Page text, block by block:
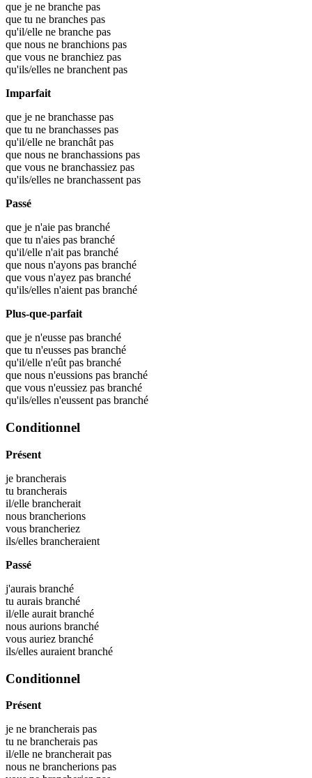
que je ne branche pas
que tu ne branches pas
qu'il/elle ne branche pas
que nous ne branchions pas
que vous ne branchiez pas
qu'ils/elles ne branchent pas
Imparfait
que je ne branchasse pas
que tu ne branchasses pas
qu'il/elle ne branchât pas
que nous ne branchassions pas
que vous ne branchassiez pas
qu'ils/elles ne branchassent pas
Passé
que je n'aie pas branché
que tu n'aies pas branché
qu'il/elle n'ait pas branché
que nous n'ayons pas branché
que vous n'ayez pas branché
qu'ils/elles n'aient pas branché
Plus-que-parfait
que je n'eusse pas branché
que tu n'eusses pas branché
qu'il/elle n'eût pas branché
que nous n'eussions pas branché
que vous n'eussiez pas branché
qu'ils/elles n'eussent pas branché
Conditionnel
Présent
je brancherais
tu brancherais
il/elle brancherait
nous brancherions
vous brancheriez
ils/elles brancheraient
Passé
j'aurais branché
tu aurais branché
il/elle aurait branché
nous aurions branché
vous auriez branché
ils/elles auraient branché
Conditionnel
Présent
je ne brancherais pas
tu ne brancherais pas
il/elle ne brancherait pas
nous ne brancherions pas